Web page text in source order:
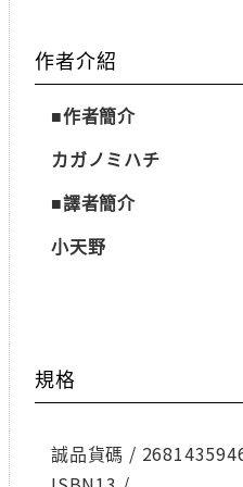
作者介紹
■作者簡介
カガノミハチ
■譯者簡介
小天野
規格
誠品貨碼 /